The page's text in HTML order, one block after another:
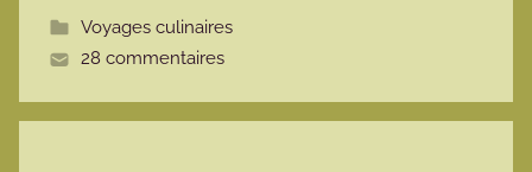
t
Voyages culinaires
28 commentaires